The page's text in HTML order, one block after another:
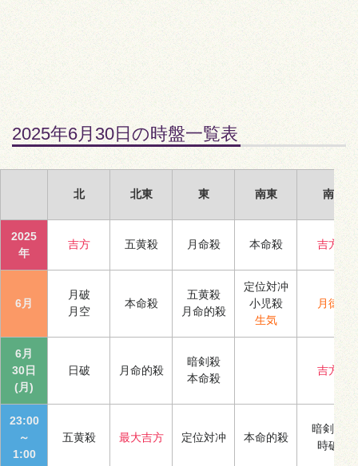
2025年6月30日の時盤一覧表
北 北東 東 南東 南
2025
年
吉方 五黄殺 月命殺 本命殺 吉方
6月
月破
月空
本命殺
五黄殺
月命的殺
定位対冲
小児殺
生気
月徳
6月
30日
(月)
日破 月命的殺
暗剣殺
本命殺
吉方
23:00
～
1:00
五黄殺 最大吉方 定位対冲 本命的殺
暗剣殺
時破